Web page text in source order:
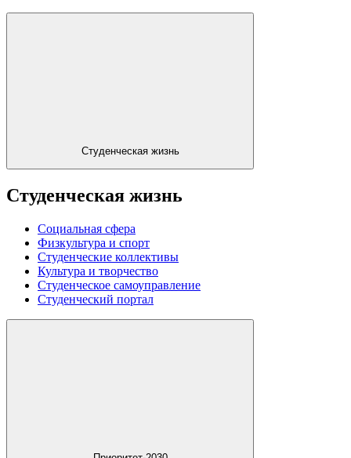
Студенческая жизнь
Студенческая жизнь
Социальная сфера
Физкультура и спорт
Студенческие коллективы
Культура и творчество
Студенческое самоуправление
Студенческий портал